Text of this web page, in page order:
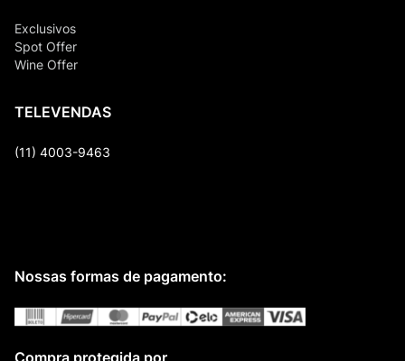
Exclusivos
Spot Offer
Wine Offer
TELEVENDAS
(11) 4003-9463
Nossas formas de pagamento:
Compra protegida por